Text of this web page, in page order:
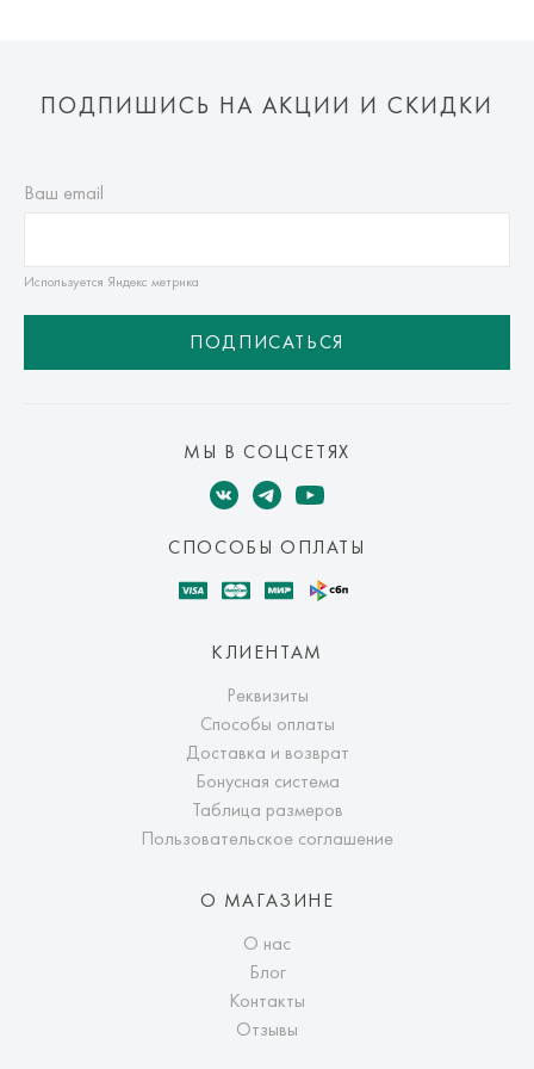
ПОДПИШИСЬ НА АКЦИИ И СКИДКИ
Ваш email
Используется Яндекс метрика
ПОДПИСАТЬСЯ
МЫ В СОЦСЕТЯХ
СПОСОБЫ ОПЛАТЫ
КЛИЕНТАМ
Реквизиты
Способы оплаты
Доставка и возврат
Бонусная система
Таблица размеров
Пользовательское соглашение
О МАГАЗИНЕ
О нас
Блог
Контакты
Отзывы